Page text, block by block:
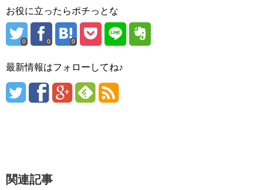
お役に立ったらポチっとな
0 0 0
最新情報はフォローしてね♪
関連記事